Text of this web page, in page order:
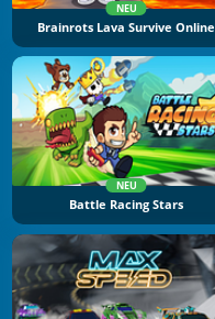
NEU
Brainrots Lava Survive Online
NEU
Battle Racing Stars